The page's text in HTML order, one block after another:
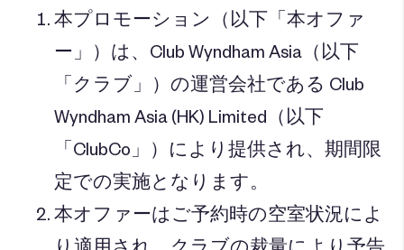
本プロモーション（以下「本オファ
ー」）は、Club Wyndham Asia（以下
「クラブ」）の運営会社である Club
Wyndham Asia (HK) Limited（以下
「ClubCo」）により提供され、期間限
定での実施となります。
本オファーはご予約時の空室状況によ
り適用され、クラブの裁量により予告